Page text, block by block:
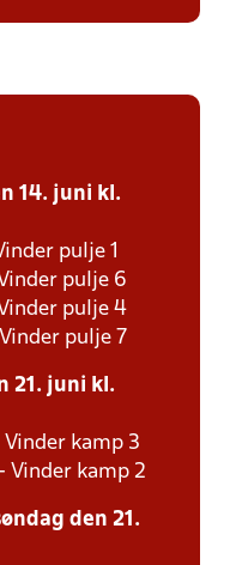
14. juni kl.
pulje 1
pulje 6
pulje 4
pulje 7
21. juni kl.
Vinder kamp 3
Vinder kamp 2
den 21.